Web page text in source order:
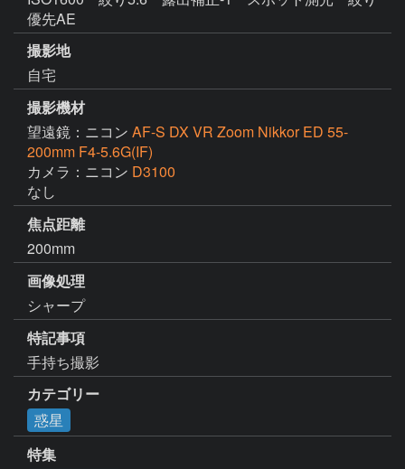
優先AE
撮影地
自宅
撮影機材
望遠鏡：ニコン AF-S DX VR Zoom Nikkor ED 55-
200mm F4-5.6G(IF)
カメラ：ニコン D3100
なし
焦点距離
200mm
画像処理
シャープ
特記事項
手持ち撮影
カテゴリー
惑星
特集